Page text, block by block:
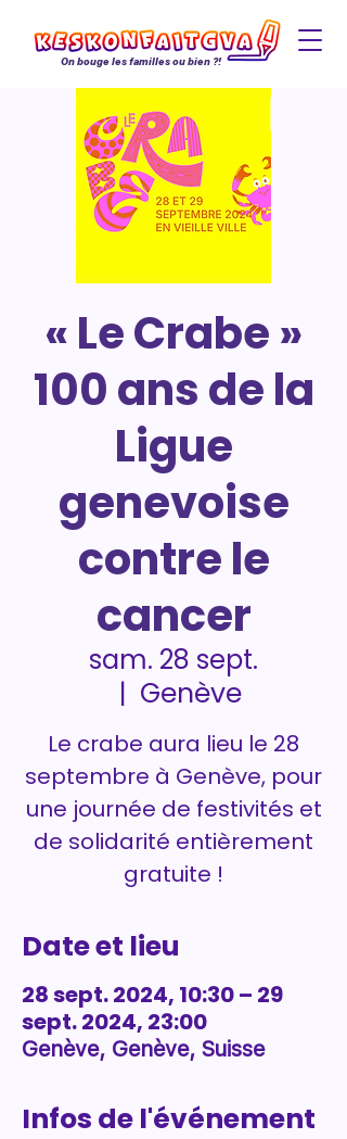
On bouge les familles ou bien ?!
« Le Crabe »
100 ans de la
Ligue
genevoise
contre le
cancer
sam. 28 sept.
  |
Genève
Le crabe aura lieu le 28
septembre à Genève, pour
une journée de festivités et
de solidarité entièrement
gratuite !
Date et lieu
28 sept. 2024, 10:30 – 29
sept. 2024, 23:00
Genève, Genève, Suisse
Infos de l'événement